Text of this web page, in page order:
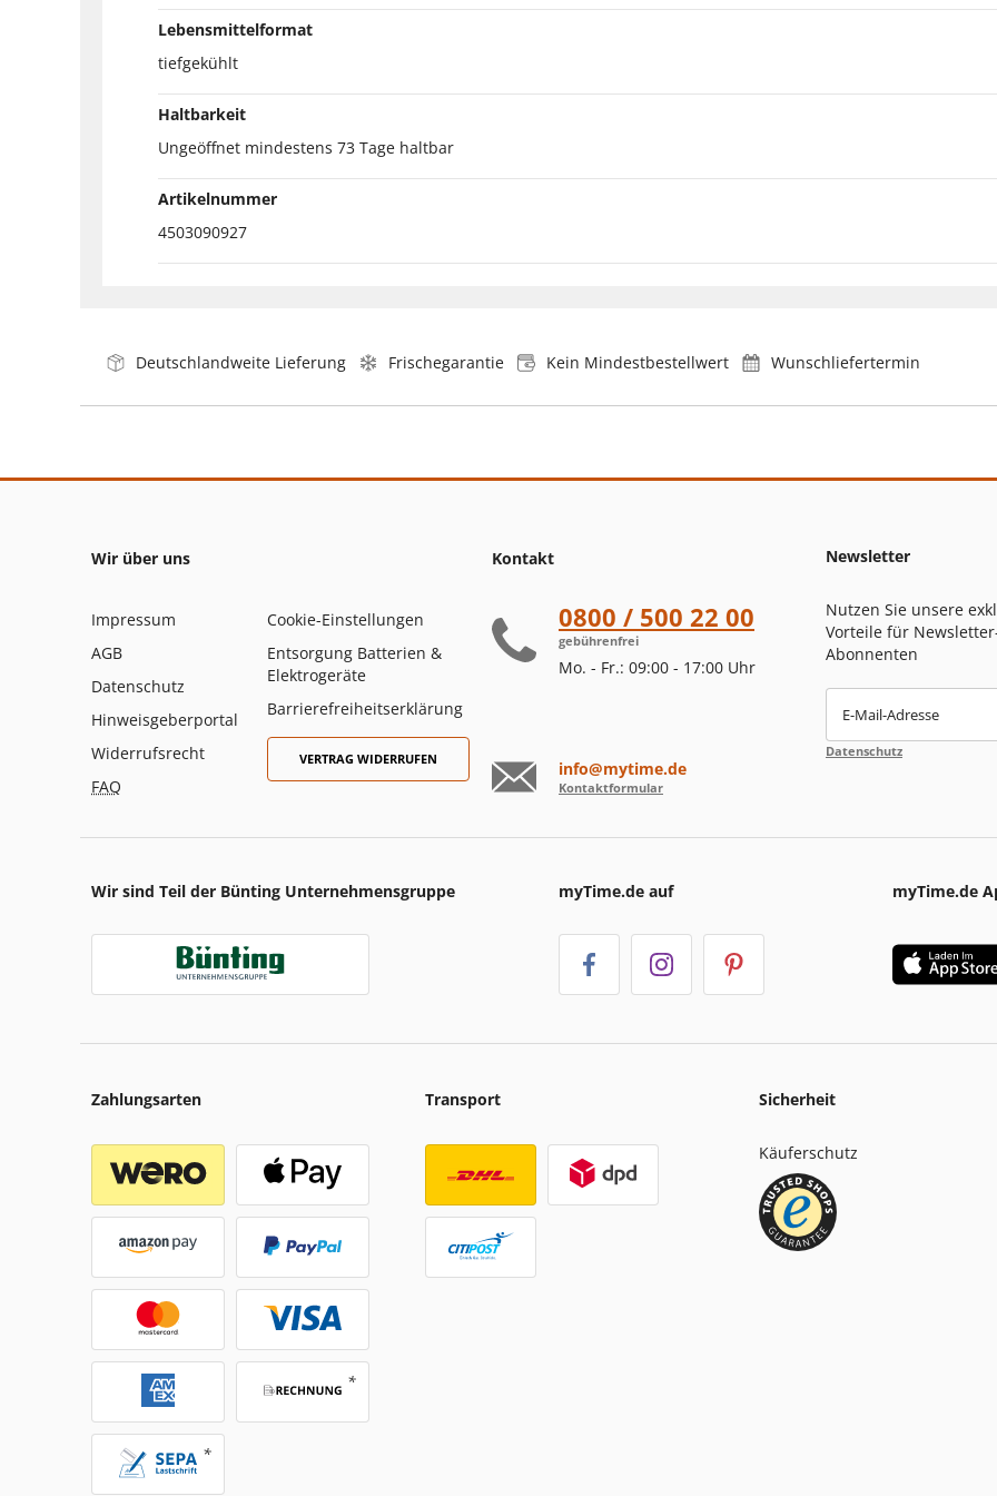
Lebensmittelformat
tiefgekühlt
Haltbarkeit
Ungeöffnet mindestens 73 Tage haltbar
Artikelnummer
4503090927
Deutschlandweite Lieferung Frischegarantie Kein Mindestbestellwert Wunschliefertermin
Wir über uns
Impressum
AGB
Datenschutz
Hinweisgeberportal
Widerrufsrecht
FAQ
Cookie-Einstellungen
Entsorgung Batterien &
Elektrogeräte
Barrierefreiheitserklärung
VERTRAG WIDERRUFEN
Kontakt
0800 / 500 22 00
gebührenfrei
Mo. - Fr.: 09:00 - 17:00 Uhr
info@mytime.de
Kontaktformular
Newsletter
Nutzen Sie unsere
Vorteile für
Abonnenten
E-Mail-Adresse
Datenschutz
Wir sind Teil der Bünting Unternehmensgruppe myTime.de auf myTime.de
Zahlungsarten Transport Sicherheit
Käuferschutz